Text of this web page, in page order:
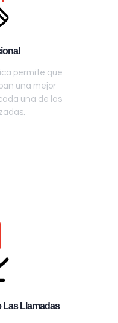
permite que
una mejor
una de las
Las Llamadas